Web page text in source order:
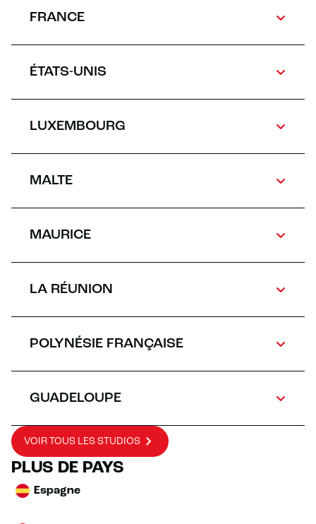
FRANCE
ÉTATS-UNIS
LUXEMBOURG
MALTE
MAURICE
LA RÉUNION
POLYNÉSIE FRANÇAISE
GUADELOUPE
VOIR TOUS LES STUDIOS
PLUS DE PAYS
Espagne